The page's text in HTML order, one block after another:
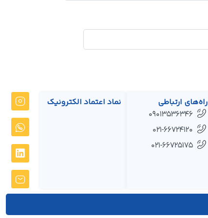
راه‌های ارتباطی
09013536346
021-66724120
021-66725175
نماد اعتماد الکترونیک